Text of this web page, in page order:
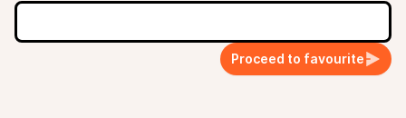
Proceed to favourite